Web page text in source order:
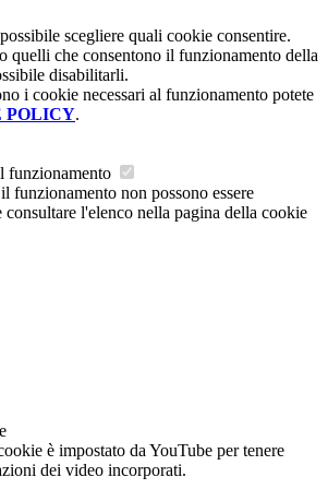
scegliere quali cookie consentire.
quelli che consentono il funzionamento della
disabilitarli.
i cookie necessari al funzionamento potete
POLICY.
funzionamento
funzionamento non possono essere
l'elenco nella pagina della cookie
è impostato da YouTube per tenere
dei video incorporati.